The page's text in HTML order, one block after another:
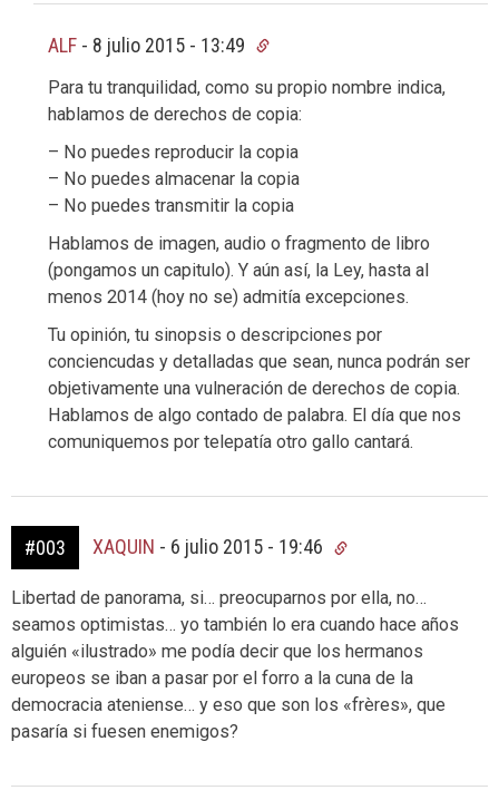
ALF - 8 julio 2015 - 13:49
Para tu tranquilidad, como su propio nombre indica,
hablamos de derechos de copia:
– No puedes reproducir la copia
– No puedes almacenar la copia
– No puedes transmitir la copia
Hablamos de imagen, audio o fragmento de libro
(pongamos un capitulo). Y aún así, la Ley, hasta al
menos 2014 (hoy no se) admitía excepciones.
Tu opinión, tu sinopsis o descripciones por
conciencudas y detalladas que sean, nunca podrán ser
objetivamente una vulneración de derechos de copia.
Hablamos de algo contado de palabra. El día que nos
comuniquemos por telepatía otro gallo cantará.
#003 XAQUIN - 6 julio 2015 - 19:46
Libertad de panorama, si… preocuparnos por ella, no…
seamos optimistas… yo también lo era cuando hace años
alguién «ilustrado» me podía decir que los hermanos
europeos se iban a pasar por el forro a la cuna de la
democracia ateniense… y eso que son los «frères», que
pasaría si fuesen enemigos?